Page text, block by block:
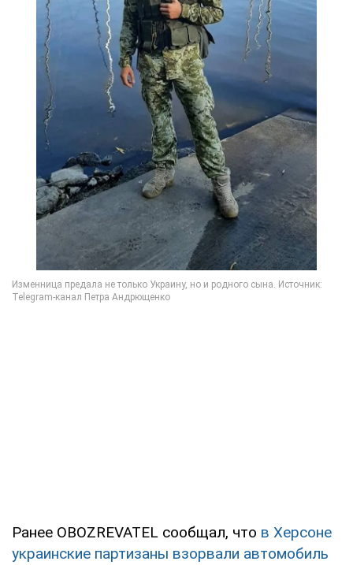
Ранее OBOZREVATEL сообщал, что в Херсоне
украинские партизаны взорвали автомобиль